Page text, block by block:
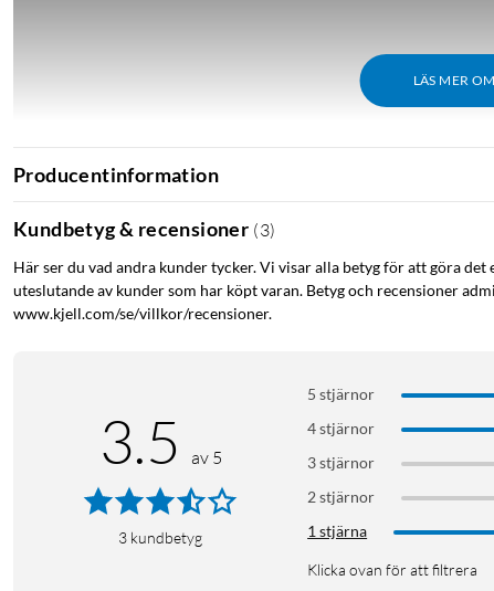
LÄS MER
Funktioner
Mycket tunn och lätt för mobil användning - Perfekt för
Enkel anslutning till din dator eller smartphone - Snabb
Producentinformation
Kundbetyg & recensioner (3)
Här ser du vad andra kunder tycker. Vi visar alla betyg för att göra
uteslutande av kunder som har köpt varan. Betyg och recensioner
www.kjell.com/se/villkor/recensioner.
3.5 av 5
3 kundbetyg
5 stjärnor
4 stjärnor
3 stjärnor
2 stjärnor
1 stjärna
Klicka ovan för att filtrera